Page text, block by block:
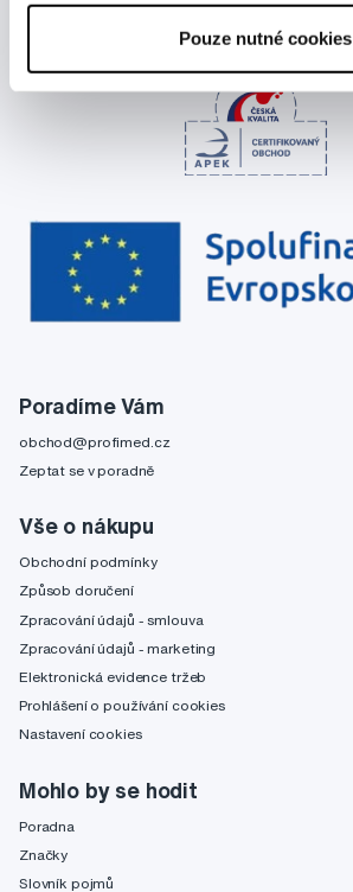
Pouze nutné cookies
Poradíme Vám
obchod@profimed.cz
Zeptat se v poradně
Vše o nákupu
Obchodní podmínky
Způsob doručení
Zpracování údajů - smlouva
Zpracování údajů - marketing
Elektronická evidence tržeb
Prohlášení o používání cookies
Nastavení cookies
Mohlo by se hodit
Poradna
Značky
Slovník pojmů